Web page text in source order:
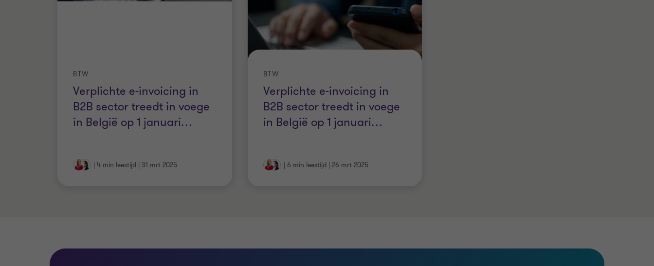
Verplichte e-invoicing in
B2B sector treedt in voege
in België op 1 januari…
BTW
| 4 min leestijd | 31 mrt 2025
Verplichte e-invoicing in
B2B sector treedt in voege
in België op 1 januari…
BTW
| 6 min leestijd | 26 mrt 2025